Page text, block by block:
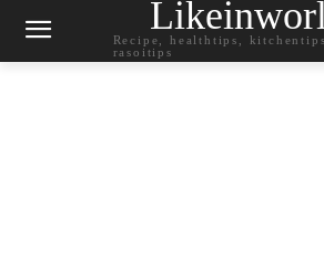
Recipe, healthtips,
rasoitips